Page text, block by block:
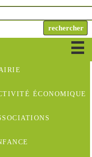
ÉCONOMIQUE